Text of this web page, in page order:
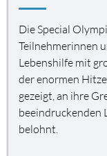
Die Special
Teilnehmerinnen
Lebenshilfe mit
der enormen
gezeigt, an ihre
beeindruckenden
belohnt.